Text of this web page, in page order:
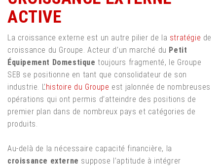
ACTIVE
La croissance externe est un autre pilier de la stratégie de
croissance du Groupe. Acteur d’un marché du Petit
Équipement Domestique toujours fragmenté, le Groupe
SEB se positionne en tant que consolidateur de son
industrie. L’histoire du Groupe est jalonnée de nombreuses
opérations qui ont permis d’atteindre des positions de
premier plan dans de nombreux pays et catégories de
produits.
Au-delà de la nécessaire capacité financière, la
croissance externe suppose l’aptitude à intégrer